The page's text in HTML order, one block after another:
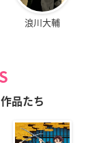
浪川大輔
品たち